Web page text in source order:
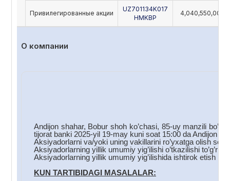
Привилегированные акции
UZ701134K017
HMKBP
4,040,550,000
О компании
Andijon shahar, Bobur shoh ko’chasi, 85-uy manzili
tijorat banki 2025-yil 19-may kuni soat 15:00 da Andijon
Aksiyadorlarni va/yoki uning vakillarini ro’yxatga olish
Aksiyadorlarning yillik umumiy yig’ilishi o’tkazilishi
Aksiyadorlarning yillik umumiy yig’ilishida ishtirok etish
KUN TARTIBIDAGI MASALALAR: